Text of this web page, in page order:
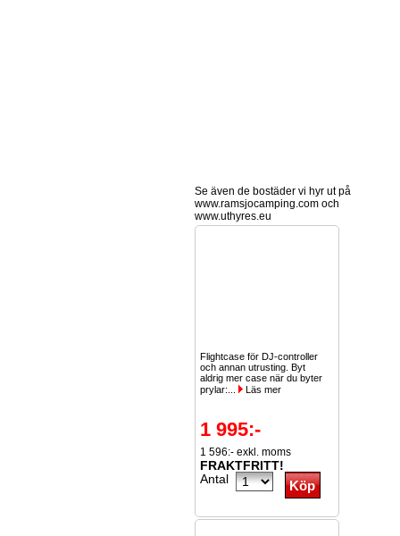
Se även de bostäder vi hyr ut på
www.ramsjocamping.com och
www.uthyres.eu
Flightcase för DJ-controller
och annan utrusting. Byt
aldrig mer case när du byter
prylar:...
Läs mer
1 995:-
1 596:- exkl. moms
FRAKTFRITT!
Antal